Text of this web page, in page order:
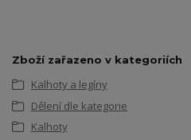
Zboží zařazeno v kategoriích
Kalhoty a legíny
Dělení dle kategorie
Kalhoty